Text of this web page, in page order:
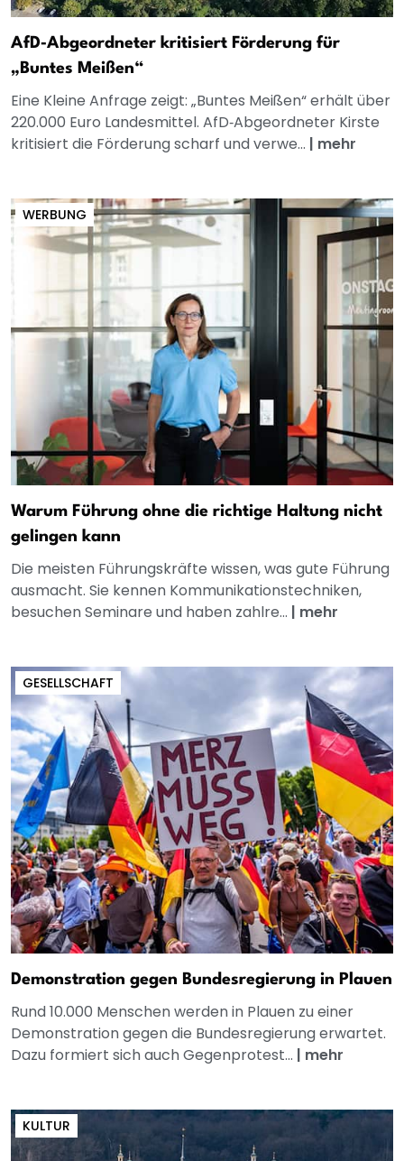
AfD‑Abgeordneter kritisiert Förderung für
„Buntes Meißen“
Eine Kleine Anfrage zeigt: „Buntes Meißen“ erhält über
220.000 Euro Landesmittel. AfD‑Abgeordneter Kirste
kritisiert die Förderung scharf und verwe... | mehr
WERBUNG
Warum Führung ohne die richtige Haltung nicht
gelingen kann
Die meisten Führungskräfte wissen, was gute Führung
ausmacht. Sie kennen Kommunikationstechniken,
besuchen Seminare und haben zahlre... | mehr
GESELLSCHAFT
Demonstration gegen Bundesregierung in Plauen
Rund 10.000 Menschen werden in Plauen zu einer
Demonstration gegen die Bundesregierung erwartet.
Dazu formiert sich auch Gegenprotest... | mehr
KULTUR